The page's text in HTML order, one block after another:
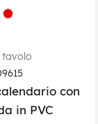
tavolo
con
in PVC